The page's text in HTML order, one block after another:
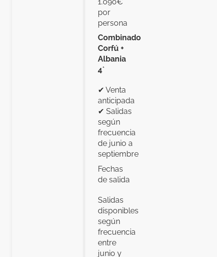
por
persona
Combinado
Corfú +
Albania
4*
✔ Venta
anticipada
✔ Salidas
según
frecuencia
de junio a
septiembre
Fechas
de salida
Salidas
disponibles
según
frecuencia
entre
junio y